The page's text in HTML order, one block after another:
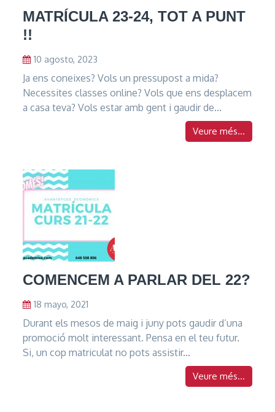
MATRÍCULA 23-24, TOT A PUNT
!!
10 agosto, 2023
Ja ens coneixes? Vols un pressupost a mida?
Necessites classes online? Vols que ens desplacem
a casa teva? Vols estar amb gent i gaudir de...
Veure més...
COMENCEM A PARLAR DEL 22?
18 mayo, 2021
Durant els mesos de maig i juny pots gaudir d’una
promoció molt interessant. Pensa en el teu futur.
Si, un cop matriculat no pots assistir...
Veure més...